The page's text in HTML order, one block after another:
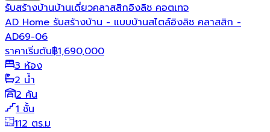
รับสร้างบ้านบ้านเดี่ยวคลาสสิกอิงลิช คอตเทจ
AD Home รับสร้างบ้าน - แบบบ้านสไตล์อิงลิช คลาสสิก -
AD69-06
ราคาเริ่มต้น฿1,690,000
3 ห้อง
2 น้ำ
2 คัน
1 ชั้น
112 ตร.ม